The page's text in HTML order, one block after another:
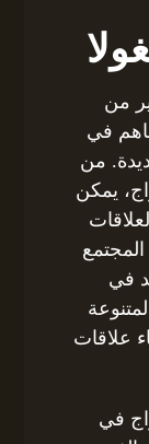
من
في
من
يمكن
المجتمع
في
علاقات
في